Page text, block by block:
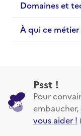
Domaines et
À qui ce métier
Psst !
Pour
embaucher,
vous aider !